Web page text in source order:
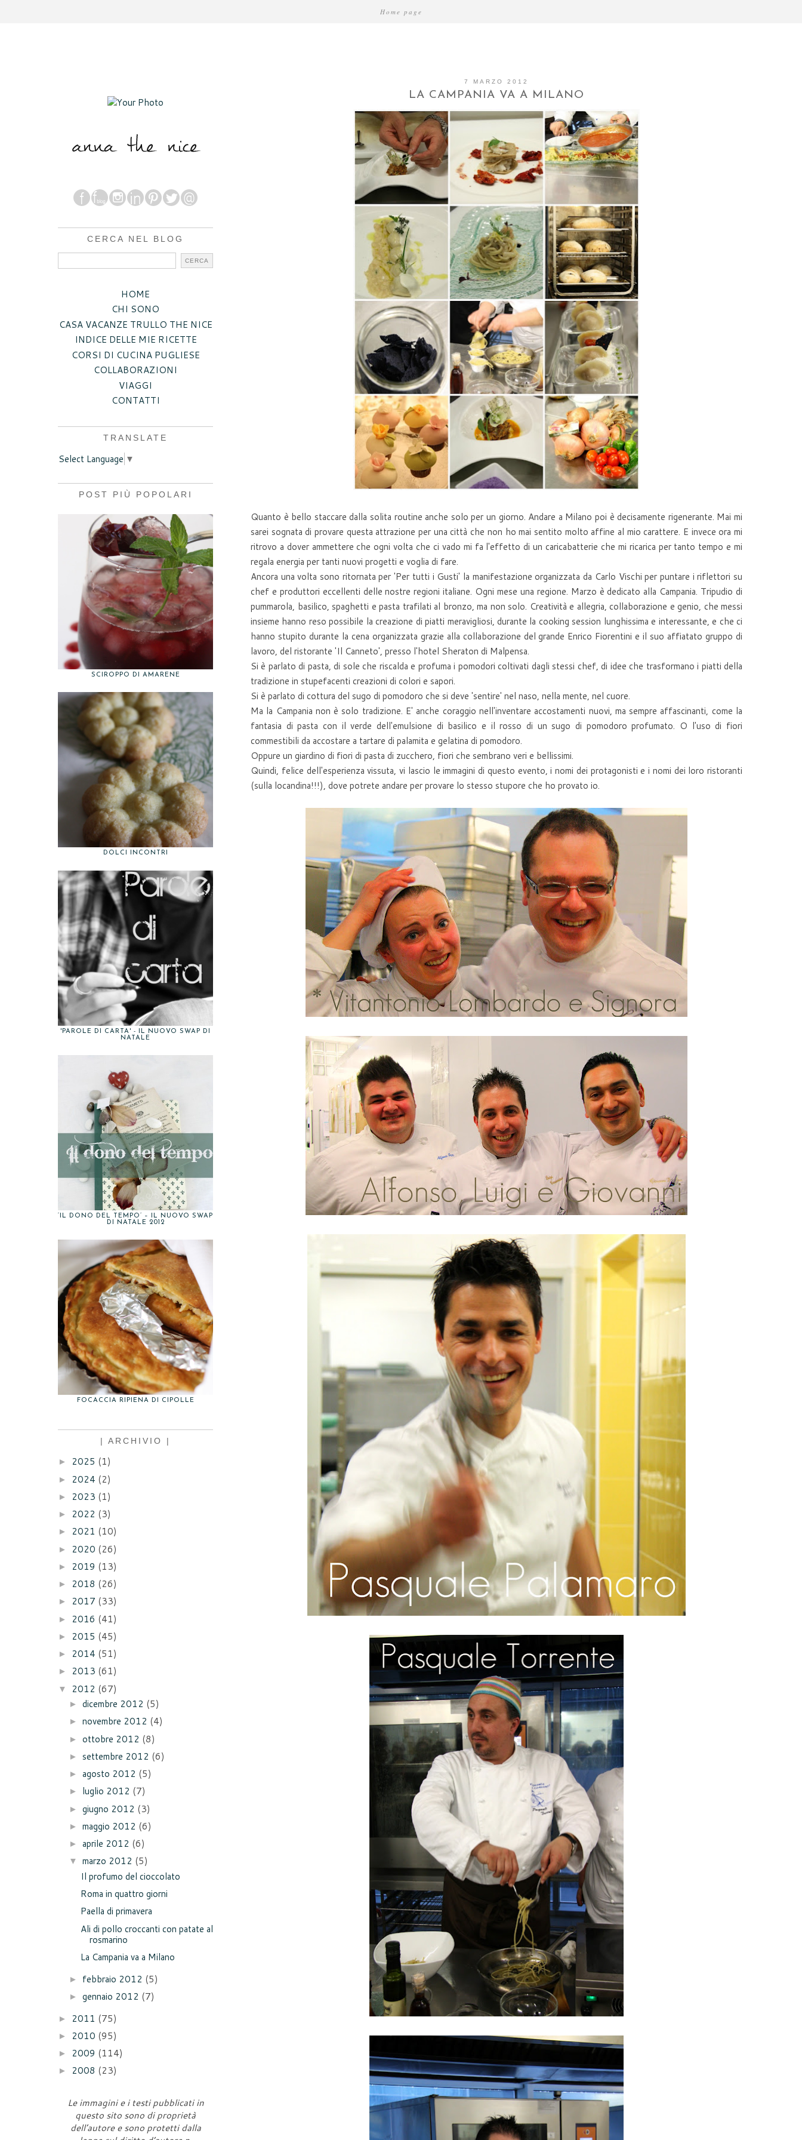
Home page
7 MARZO 2012
LA CAMPANIA VA A MILANO
Quanto è bello staccare dalla solita routine anche solo per un giorno. Andare a Milano poi è decisamente rigenerante. Mai mi
sarei sognata di provare questa attrazione per una città che non ho mai sentito molto affine al mio carattere. E invece ora mi
ritrovo a dover ammettere che ogni volta che ci vado mi fa l'effetto di un caricabatterie che mi ricarica per tanto tempo e mi
regala energia per tanti nuovi progetti e voglia di fare.
Ancora una volta sono ritornata per 'Per tutti i Gusti' la manifestazione organizzata da Carlo Vischi per puntare i riflettori su
chef e produttori eccellenti delle nostre regioni italiane. Ogni mese una regione. Marzo è dedicato alla Campania. Tripudio di
pummarola, basilico, spaghetti e pasta trafilati al bronzo, ma non solo. Creatività e allegria, collaborazione e genio, che messi
insieme hanno reso possibile la creazione di piatti meravigliosi, durante la cooking session lunghissima e interessante, e che ci
hanno stupito durante la cena organizzata grazie alla collaborazione del grande Enrico Fiorentini e il suo affiatato gruppo di
lavoro, del ristorante 'Il Canneto', presso l'hotel Sheraton di Malpensa.
Si è parlato di pasta, di sole che riscalda e profuma i pomodori coltivati dagli stessi chef, di idee che trasformano i piatti della
tradizione in stupefacenti creazioni di colori e sapori.
Si è parlato di cottura del sugo di pomodoro che si deve 'sentire' nel naso, nella mente, nel cuore.
Ma la Campania non è solo tradizione. E' anche coraggio nell'inventare accostamenti nuovi, ma sempre affascinanti, come la
fantasia di pasta con il verde dell'emulsione di basilico e il rosso di un sugo di pomodoro profumato. O l'uso di fiori
commestibili da accostare a tartare di palamita e gelatina di pomodoro.
Oppure un giardino di fiori di pasta di zucchero, fiori che sembrano veri e bellissimi.
Quindi, felice dell'esperienza vissuta, vi lascio le immagini di questo evento, i nomi dei protagonisti e i nomi dei loro ristoranti
(sulla locandina!!!), dove potrete andare per provare lo stesso stupore che ho provato io.
CERCA NEL BLOG
HOME
CHI SONO
CASA VACANZE TRULLO THE NICE
INDICE DELLE MIE RICETTE
CORSI DI CUCINA PUGLIESE
COLLABORAZIONI
VIAGGI
CONTATTI
TRANSLATE
Select Language ▼
POST PIÙ POPOLARI
SCIROPPO DI AMARENE
DOLCI INCONTRI
'PAROLE DI CARTA' - IL NUOVO SWAP DI
NATALE
‘IL DONO DEL TEMPO’ – IL NUOVO SWAP
DI NATALE 2012
FOCACCIA RIPIENA DI CIPOLLE
| ARCHIVIO |
► 2025 (1)
► 2024 (2)
► 2023 (1)
► 2022 (3)
► 2021 (10)
► 2020 (26)
► 2019 (13)
► 2018 (26)
► 2017 (33)
► 2016 (41)
► 2015 (45)
► 2014 (51)
► 2013 (61)
▼ 2012 (67)
► dicembre 2012 (5)
► novembre 2012 (4)
► ottobre 2012 (8)
► settembre 2012 (6)
► agosto 2012 (5)
► luglio 2012 (7)
► giugno 2012 (3)
► maggio 2012 (6)
► aprile 2012 (6)
▼ marzo 2012 (5)
Il profumo del cioccolato
Roma in quattro giorni
Paella di primavera
Ali di pollo croccanti con patate al
rosmarino
La Campania va a Milano
► febbraio 2012 (5)
► gennaio 2012 (7)
► 2011 (75)
► 2010 (95)
► 2009 (114)
► 2008 (23)
Le immagini e i testi pubblicati in
questo sito sono di proprietà
dell’autore e sono protetti dalla